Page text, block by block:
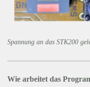
Spannung an das STK200
Wie arbeitet das